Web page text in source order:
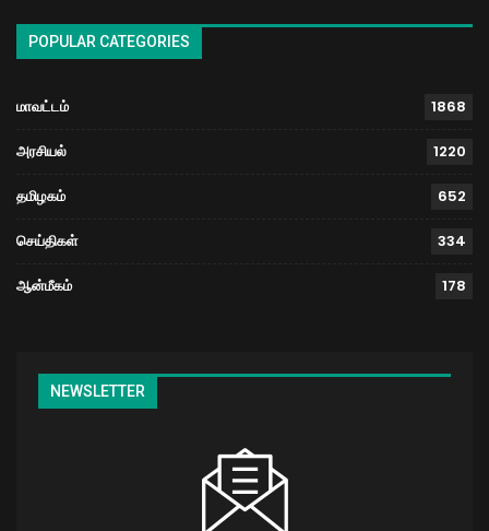
POPULAR CATEGORIES
மாவட்டம் 1868
அரசியல் 1220
தமிழகம் 652
செய்திகள் 334
ஆன்மீகம் 178
NEWSLETTER